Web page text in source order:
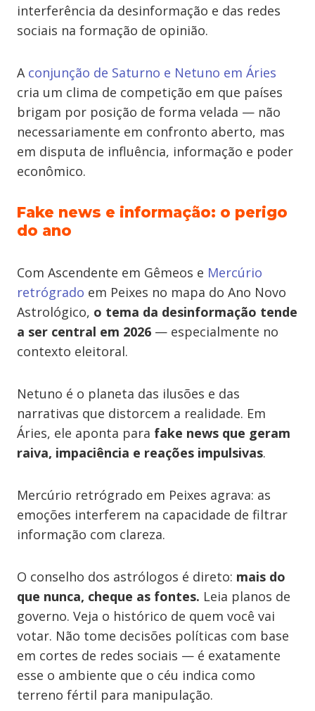
interferência da desinformação e das redes
sociais na formação de opinião.
A conjunção de Saturno e Netuno em Áries
cria um clima de competição em que países
brigam por posição de forma velada — não
necessariamente em confronto aberto, mas
em disputa de influência, informação e poder
econômico.
Fake news e informação: o perigo
do ano
Com Ascendente em Gêmeos e Mercúrio
retrógrado em Peixes no mapa do Ano Novo
Astrológico, o tema da desinformação tende
a ser central em 2026 — especialmente no
contexto eleitoral.
Netuno é o planeta das ilusões e das
narrativas que distorcem a realidade. Em
Áries, ele aponta para fake news que geram
raiva, impaciência e reações impulsivas.
Mercúrio retrógrado em Peixes agrava: as
emoções interferem na capacidade de filtrar
informação com clareza.
O conselho dos astrólogos é direto: mais do
que nunca, cheque as fontes. Leia planos de
governo. Veja o histórico de quem você vai
votar. Não tome decisões políticas com base
em cortes de redes sociais — é exatamente
esse o ambiente que o céu indica como
terreno fértil para manipulação.